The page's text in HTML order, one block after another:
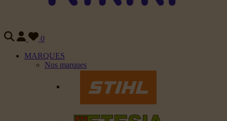
0
MARQUES
Nos marques